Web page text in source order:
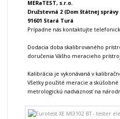
MERaTEST, s.r.o.
Družstevná 2 (Dom štátnej správy
91601 Stará Turá
Prípadne nás kontaktujte
Dodacia doba skalibrovaného
doručenia Vášho meracieho
Kalibrácia je vykonávaná v
Všetky použité meracie a
metrologickú nadväznosť na